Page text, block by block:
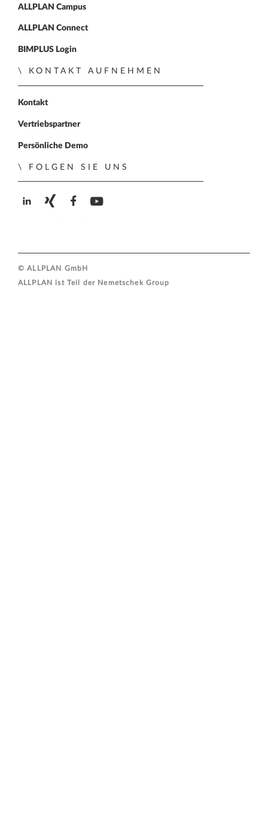
ALLPLAN Campus
ALLPLAN Connect
BIMPLUS Login
KONTAKT AUFNEHMEN
Kontakt
Vertriebspartner
Persönliche Demo
FOLGEN SIE UNS
© ALLPLAN GmbH
ALLPLAN ist Teil der Nemetschek Group